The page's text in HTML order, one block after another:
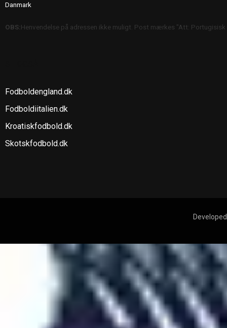
Danmark
OBS:Henvendelse på adressen ikke muligt. Post mærkes "Att:
Fodboldengland.dk
Fodboldiitalien.dk
Kroatiskfodbold.dk
Skotskfodbold.dk